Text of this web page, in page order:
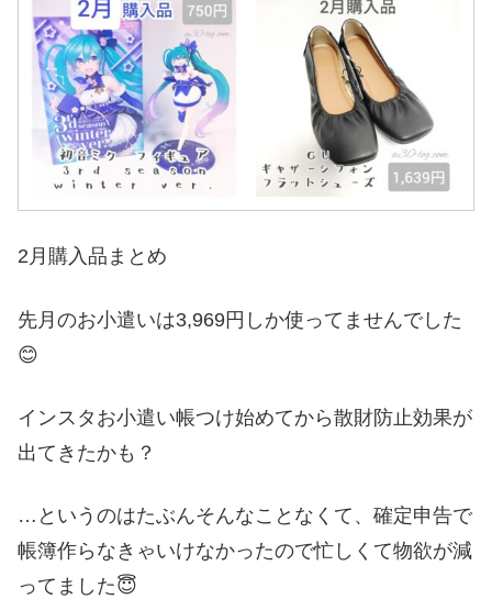
2月購入品まとめ
先月のお小遣いは3,969円しか使ってませんでした
😊
インスタお小遣い帳つけ始めてから散財防止効果が
出てきたかも？
…というのはたぶんそんなことなくて、確定申告で
帳簿作らなきゃいけなかったので忙しくて物欲が減
ってました😇